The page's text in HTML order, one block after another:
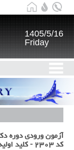
1405/5/16
Friday
کد ۲۳۰۳ - کلید اولیه آزمون